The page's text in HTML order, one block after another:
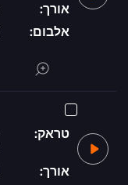
אורך:
אלבום:
טראק:
אורך: